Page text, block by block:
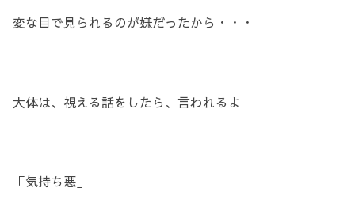
変な目で見られるのが嫌だったから・・・
大体は、視える話をしたら、言われるよ
「気持ち悪」